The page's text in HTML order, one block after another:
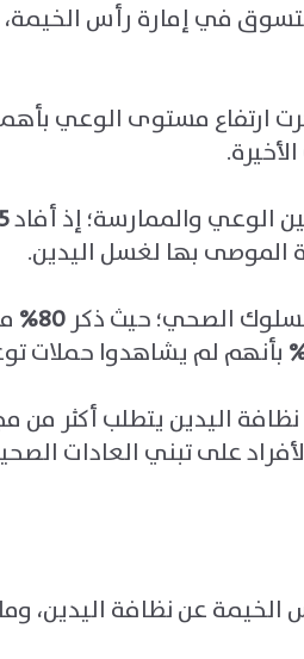
في إمارة رأس
ارتفاع مستوى الوعي
.
والممارسة؛ إذ أفاد
الموصى بها لغسل اليدين.
الصحي؛ حيث ذكر 80%
بأنهم لم يشاهدوا حملات
اليدين يتطلب أكثر من
على تبني العادات
عن نظافة اليدين، وما